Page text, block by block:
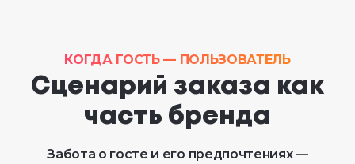
КОГДА ГОСТЬ — ПОЛЬЗОВАТЕЛЬ
Сценарий заказа как
часть бренда
Забота о госте и его предпочтениях —